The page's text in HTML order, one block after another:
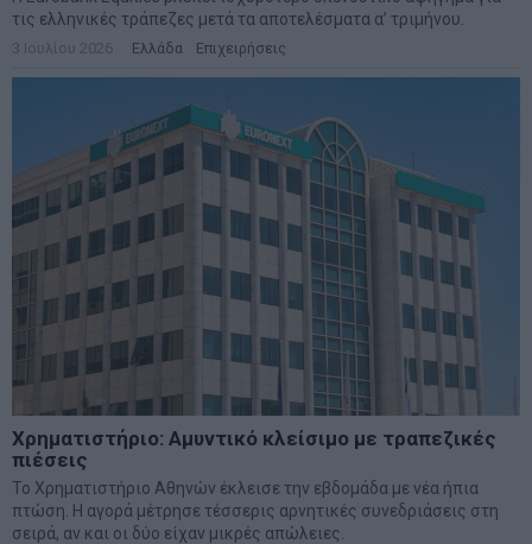
τις ελληνικές τράπεζες μετά τα αποτελέσματα α’ τριμήνου.
3 Ιουλίου 2026 Ελλάδα Επιχειρήσεις
Χρηματιστήριο: Αμυντικό κλείσιμο με τραπεζικές
πιέσεις
Το Χρηματιστήριο Αθηνών έκλεισε την εβδομάδα με νέα ήπια
πτώση. Η αγορά μέτρησε τέσσερις αρνητικές συνεδριάσεις στη
σειρά, αν και οι δύο είχαν μικρές απώλειες.